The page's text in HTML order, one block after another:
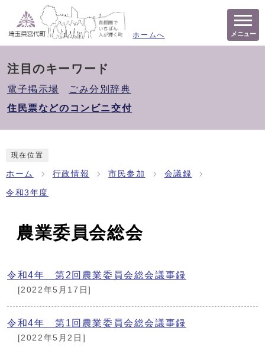
ホームへ メニュー
注目のキーワード
電子掲示場
ごみ分別辞典
住民票などのコンビニ交付
現在位置
ホーム 行政情報 市民参加 会議録
令和3年度
農業委員会総会
令和4年 第2回農業委員会総会議事録
[2022年5月17日]
令和4年 第1回農業委員会総会議事録
[2022年5月2日]